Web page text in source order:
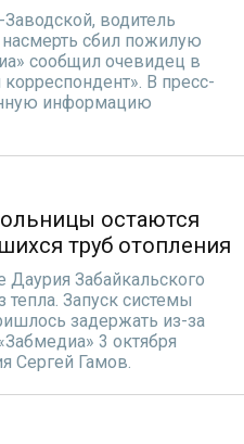
водитель
сбил пожилую
сообщил очевидец в
В пресс-
информацию
остаются
труб отопления
Даурия Забайкальского
тепла. Запуск системы
задержать из-за
3 октября
Сергей Гамов.